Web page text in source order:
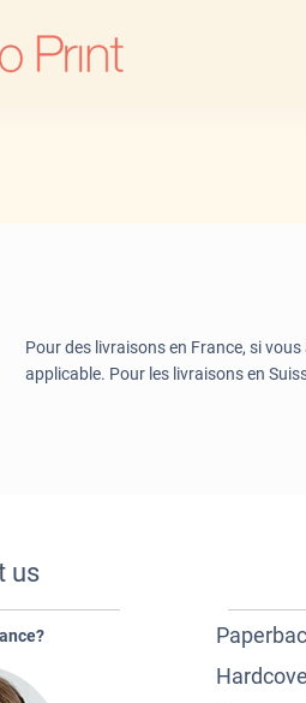
Pour des livraisons en France, si vous
applicable. Pour les livraisons en
us